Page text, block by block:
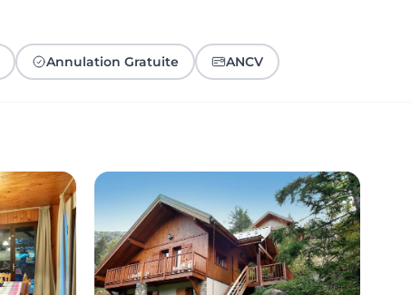
Annulation Gratuite ANCV